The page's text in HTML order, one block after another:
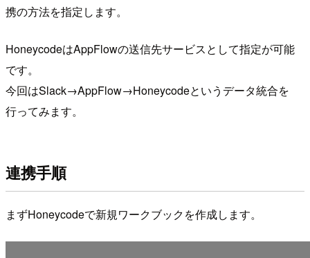
携の方法を指定します。
HoneycodeはAppFlowの送信先サービスとして指定が可能
です。
今回はSlack→AppFlow→Honeycodeというデータ統合を
行ってみます。
連携手順
まずHoneycodeで新規ワークブックを作成します。